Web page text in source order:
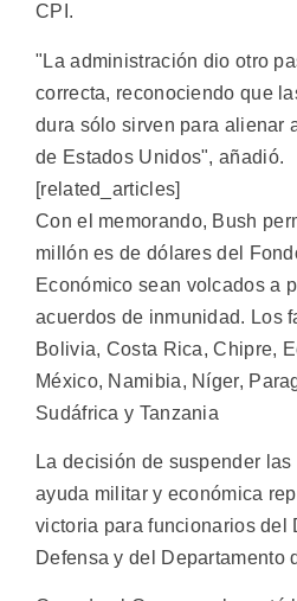
CPI.
"La administración dio otro
correcta, reconociendo que
dura sólo sirven para alienar
de Estados Unidos", añadió.
[related_articles]
Con el memorando, Bush
millón es de dólares del
Económico sean volcados a
acuerdos de inmunidad. Los
Bolivia, Costa Rica, Chipre,
México, Namibia, Níger,
Sudáfrica y Tanzania
La decisión de suspender
ayuda militar y económica
victoria para funcionarios del
Defensa y del Departamento